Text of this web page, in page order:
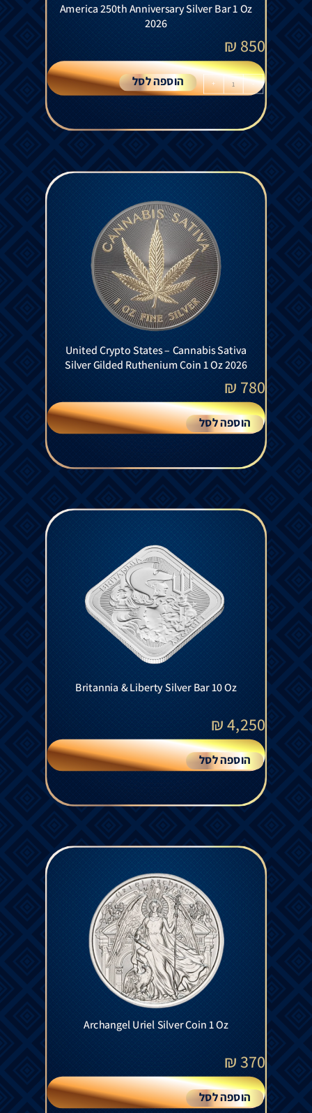
America 250th Anniversary Silver Bar 1 Oz
2026
850
₪
-
+ הוספה לסל
United Crypto States – Cannabis Sativa
Silver Gilded Ruthenium Coin 1 Oz 2026
780
₪
הוספה לסל
Britannia & Liberty Silver Bar 10 Oz
4,250
₪
הוספה לסל
Archangel Uriel Silver Coin 1 Oz
370
₪
הוספה לסל